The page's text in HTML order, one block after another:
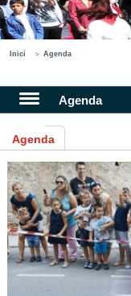
Inici Agenda
Agenda
Agenda